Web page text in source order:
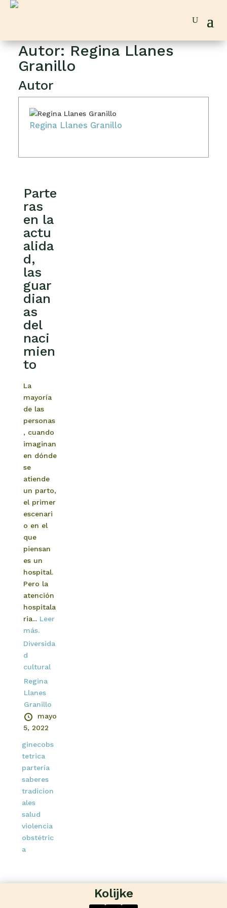
Autor:Regina Llanes
Granillo
Autor
Regina Llanes Granillo
Parte
ras
en la
actu
alida
d,
las
guar
dian
as
del
naci
mien
to
La
mayoría
de las
personas
, cuando
imaginan
en dónde
se
atiende
un parto,
el primer
escenari
o en el
que
piensan
es un
hospital.
Pero la
atención
hospitala
ria... Leer
más.
Diversida
d
cultural
Regina
Llanes
Granillo
mayo
5, 2022
ginecobs
tetrica
partería
saberes
tradicion
ales
salud
violencia
obstétric
a
Kolijke